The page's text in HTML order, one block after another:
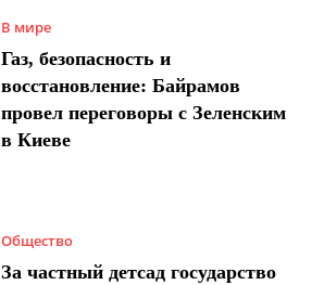
В мире
Газ, безопасность и
восстановление: Байрамов
провел переговоры с Зеленским
в Киеве
Общество
За частный детсад государство